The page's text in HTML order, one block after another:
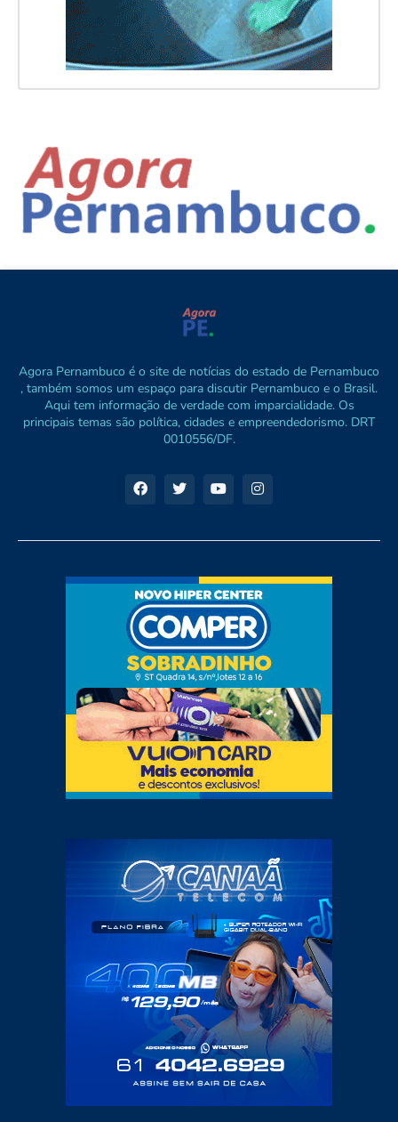
Agora Pernambuco é o site de notícias do estado de Pernambuco
, também somos um espaço para discutir Pernambuco e o Brasil.
Aqui tem informação de verdade com imparcialidade. Os
principais temas são política, cidades e empreendedorismo. DRT
0010556/DF.